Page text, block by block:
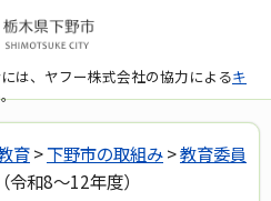
は、ヤフー株式会社の協力によるキ
育>下野市の取組み>教育委員
和8～12年度）